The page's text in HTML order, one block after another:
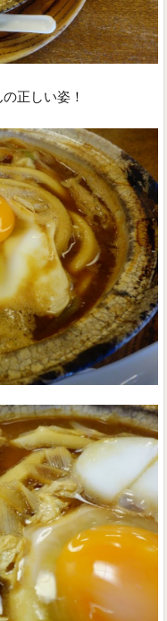
正しい姿！